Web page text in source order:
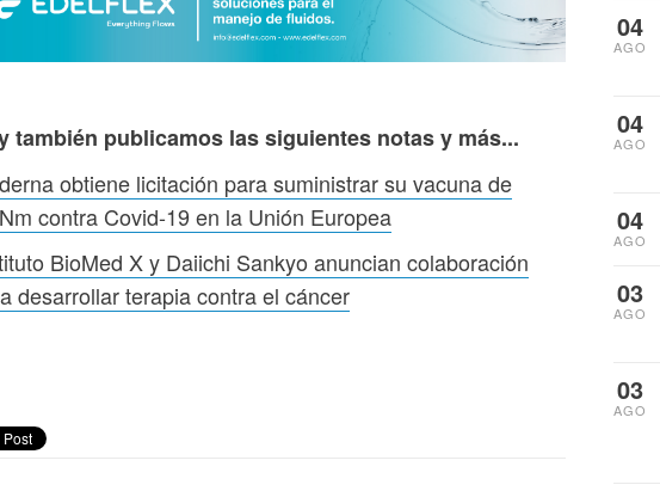
también publicamos las siguientes notas y más...
obtiene licitación para suministrar su vacuna de
contra Covid-19 en la Unión Europea
BioMed X y Daiichi Sankyo anuncian colaboración
desarrollar terapia contra el cáncer
04
AGO
04
AGO
04
AGO
03
AGO
03
AGO